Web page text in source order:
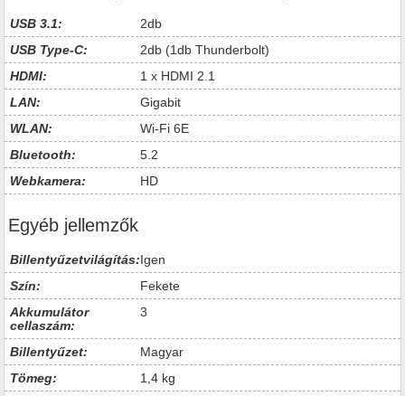
USB 3.1:
2db
USB Type-C:
2db (1db Thunderbolt)
HDMI:
1 x HDMI 2.1
LAN:
Gigabit
WLAN:
Wi-Fi 6E
Bluetooth:
5.2
Webkamera:
HD
Egyéb jellemzők
Billentyűzetvilágítás:Igen
Szín:
Fekete
Akkumulátor
cellaszám:
3
Billentyűzet:
Magyar
Tömeg:
1,4 kg